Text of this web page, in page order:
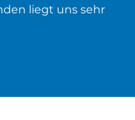
liegt uns sehr